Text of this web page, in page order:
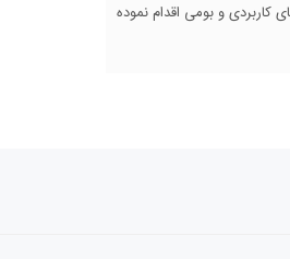
کاربردی و بومی اقدام نموده